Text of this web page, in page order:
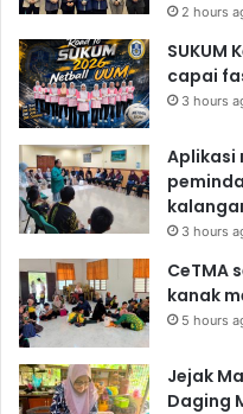
2 hours
SUKUM
capai
3 hours
Aplikasi
3 hours
CeTMA
kanak
5 hours
Jejak
Daging